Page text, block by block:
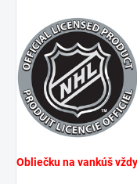
Obliečku na vankúš